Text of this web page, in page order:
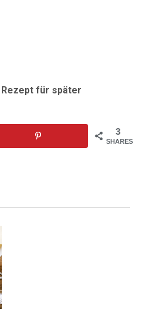
für später
3
SHARES